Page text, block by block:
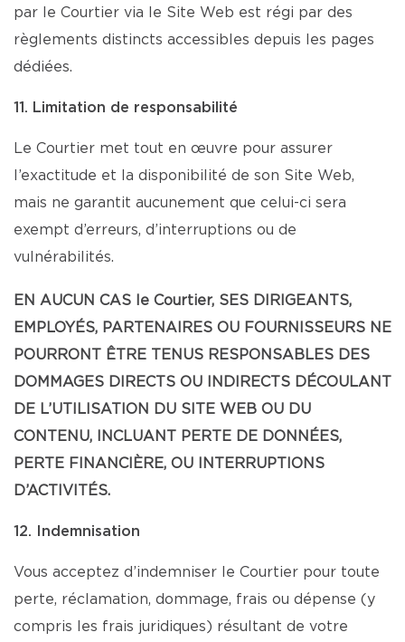
par le Courtier via le Site Web est régi par des
règlements distincts accessibles depuis les pages
dédiées.
11. Limitation de responsabilité
Le Courtier met tout en œuvre pour assurer
l’exactitude et la disponibilité de son Site Web,
mais ne garantit aucunement que celui-ci sera
exempt d’erreurs, d’interruptions ou de
vulnérabilités.
EN AUCUN CAS le Courtier, SES DIRIGEANTS,
EMPLOYÉS, PARTENAIRES OU FOURNISSEURS NE
POURRONT ÊTRE TENUS RESPONSABLES DES
DOMMAGES DIRECTS OU INDIRECTS DÉCOULANT
DE L’UTILISATION DU SITE WEB OU DU
CONTENU, INCLUANT PERTE DE DONNÉES,
PERTE FINANCIÈRE, OU INTERRUPTIONS
D’ACTIVITÉS.
12. Indemnisation
Vous acceptez d’indemniser le Courtier pour toute
perte, réclamation, dommage, frais ou dépense (y
compris les frais juridiques) résultant de votre